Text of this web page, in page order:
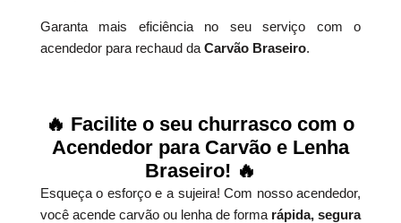
Garanta mais eficiência no seu serviço com o
acendedor para rechaud da Carvão Braseiro.
🔥 Facilite o seu churrasco com o
Acendedor para Carvão e Lenha
Braseiro! 🔥
Esqueça o esforço e a sujeira! Com nosso acendedor,
você acende carvão ou lenha de forma rápida, segura